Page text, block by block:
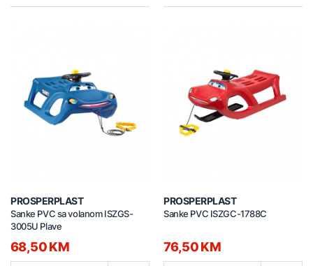
PROSPERPLAST
Sanke PVC sa volanom ISZGS-
3005U Plave
68,50 KM
PROSPERPLAST
Sanke PVC ISZGC-1788C
76,50 KM